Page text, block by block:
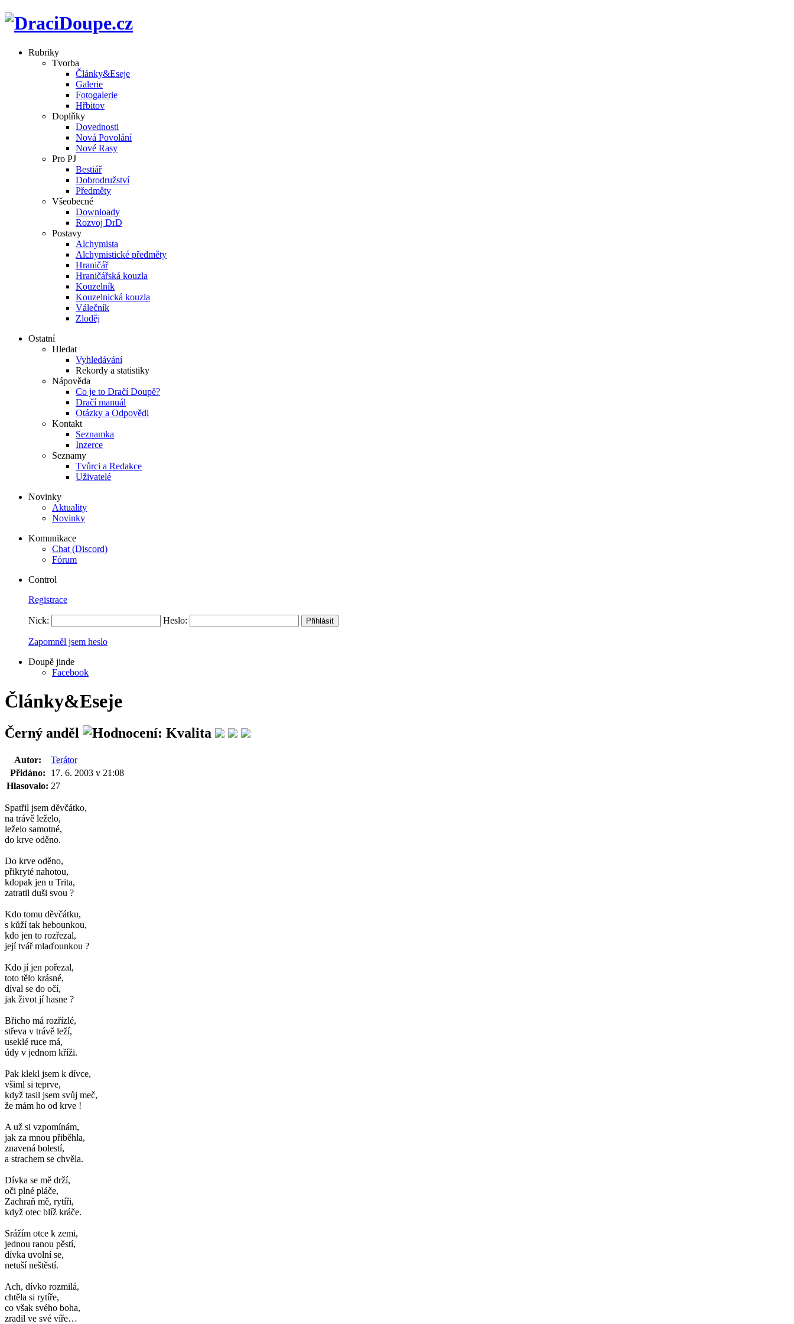
Rubriky
Tvorba
Články&Eseje
Galerie
Fotogalerie
Hřbitov
Doplňky
Dovednosti
Nová Povolání
Nové Rasy
Pro PJ
Bestiář
Dobrodružství
Předměty
Všeobecné
Downloady
Rozvoj DrD
Postavy
Alchymista
Alchymistické předměty
Hraničář
Hraničářská kouzla
Kouzelník
Kouzelnická kouzla
Válečník
Zloděj
Ostatní
Hledat
Vyhledávání
Rekordy a statistiky
Nápověda
Co je to Dračí Doupě?
Dračí manuál
Otázky a Odpovědi
Kontakt
Seznamka
Inzerce
Seznamy
Tvůrci a Redakce
Uživatelé
Novinky
Aktuality
Novinky
Komunikace
Chat (Discord)
Fórum
Control
Registrace
Nick: Heslo:
Zapomněl jsem heslo
Doupě jinde
Facebook
Články&Eseje
Černý anděl
Autor:
Terátor
Přidáno:
17. 6. 2003 v 21:08
Hlasovalo: 27
Spatřil jsem děvčátko,
na trávě leželo,
leželo samotné,
do krve oděno.
Do krve oděno,
přikryté nahotou,
kdopak jen u Trita,
zatratil duši svou ?
Kdo tomu děvčátku,
s kůží tak hebounkou,
kdo jen to rozřezal,
její tvář mlaďounkou ?
Kdo jí jen pořezal,
toto tělo krásné,
díval se do očí,
jak život jí hasne ?
Břicho má rozřízlé,
střeva v trávě leží,
useklé ruce má,
údy v jednom kříži.
Pak klekl jsem k dívce,
všiml si teprve,
když tasil jsem svůj meč,
že mám ho od krve !
A už si vzpomínám,
jak za mnou přiběhla,
znavená bolestí,
a strachem se chvěla.
Dívka se mě drží,
oči plné pláče,
Zachraň mě, rytíři,
když otec blíž kráče.
Srážím otce k zemi,
jednou ranou pěstí,
dívka uvolní se,
netuší neštěstí.
Ach, dívko rozmilá,
chtěla si rytíře,
co však svého boha,
zradil ve své víře…